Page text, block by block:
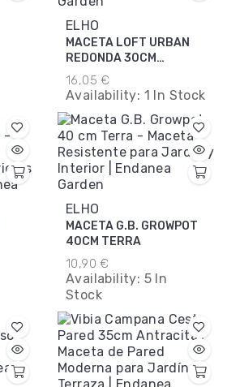
ELHO
MACETA LOFT URBAN
REDONDA 30CM
ANTRACITA
16,05 €
Availability: 1 In Stock
ELHO
MACETA G.B. GROWPOT
40CM TERRA
10,90 €
Availability: 5 In
Stock